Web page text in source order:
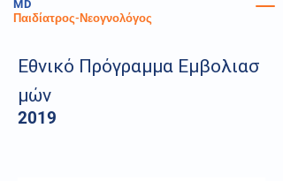
MD
Παιδίατρος-Νεογνολόγος
Εθνικό Πρόγραμμα Εμβολιασ
μών
2019